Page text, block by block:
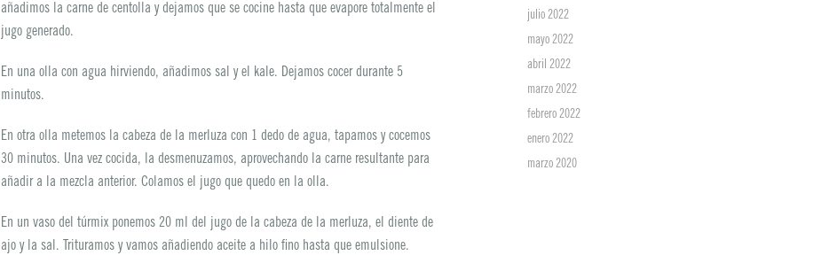
añadimos la carne de centolla y dejamos que se cocine hasta que evapore totalmente el
jugo generado.
En una olla con agua hirviendo, añadimos sal y el kale. Dejamos cocer durante 5
minutos.
En otra olla metemos la cabeza de la merluza con 1 dedo de agua, tapamos y cocemos
30 minutos. Una vez cocida, la desmenuzamos, aprovechando la carne resultante para
añadir a la mezcla anterior. Colamos el jugo que quedo en la olla.
En un vaso del túrmix ponemos 20 ml del jugo de la cabeza de la merluza, el diente de
ajo y la sal. Trituramos y vamos añadiendo aceite a hilo fino hasta que emulsione.
julio 2022
mayo 2022
abril 2022
marzo 2022
febrero 2022
enero 2022
marzo 2020